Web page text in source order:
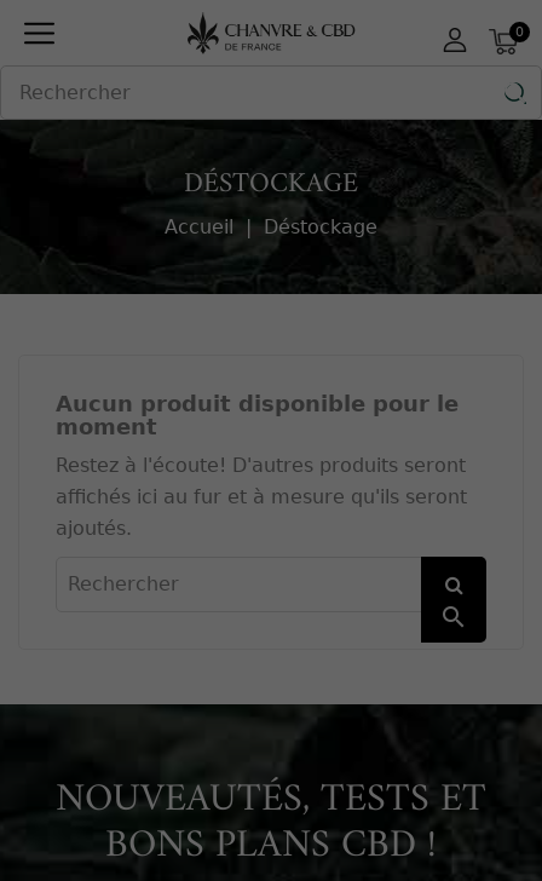
0

DÉSTOCKAGE
Accueil Déstockage
Aucun produit disponible pour le
moment
Restez à l'écoute! D'autres produits seront
affichés ici au fur et à mesure qu'ils seront
ajoutés.

NOUVEAUTÉS, TESTS ET
BONS PLANS CBD !
Panneau de gestion des cookies